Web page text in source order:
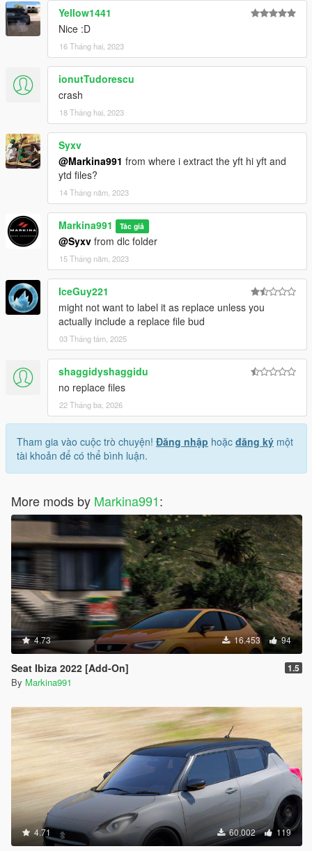
Yellow1441
Nice :D
16 Tháng hai, 2023
ionutTudorescu
crash
18 Tháng hai, 2023
Syxv
@Markina991 from where i extract the yft hi yft and
ytd files?
14 Tháng năm, 2023
Markina991 Tác giả
@Syxv from dlc folder
15 Tháng năm, 2023
IceGuy221
might not want to label it as replace unless you
actually include a replace file bud
03 Tháng tám, 2025
shaggidyshaggidu
no replace files
22 Tháng ba, 2026
Tham gia vào cuộc trò chuyện! Đăng nhập hoặc đăng ký một
tài khoản để có thể bình luận.
More mods by Markina991:
4.73 16.453 94
Seat Ibiza 2022 [Add-On] 1.5
By Markina991
4.71 60.002 119